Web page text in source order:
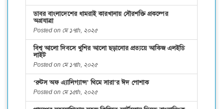
ডাবর বাংলাদেশের ধামরাই কারখানায় সৌরশক্তি প্রকল্পের
অগ্রযাত্রা
Posted on মে ১৭th, ২০২৫
বিশ্ব আলো দিবসে খুশির আলো ছড়ানোর প্রত্যয়ে আকিজ এলইডি
লাইট
Posted on মে ১৭th, ২০২৫
‘রুটস অফ এ্যালিগ্যান্স’ থিমে সারা’র ঈদ পোশাক
Posted on মে ১৫th, ২০২৫